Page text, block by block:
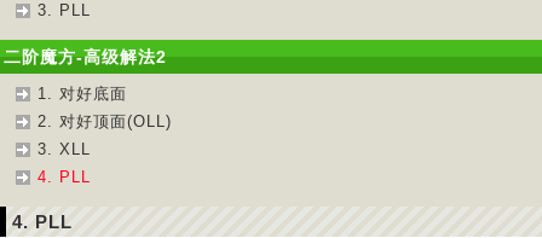
3. PLL
二阶魔方-高级解法2
1. 对好底面
2. 对好顶面(OLL)
3. XLL
4. PLL
4. PLL